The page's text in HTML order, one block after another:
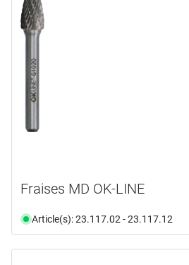
Fraises MD OK-LINE
Article(s): 23.117.02 - 23.117.12